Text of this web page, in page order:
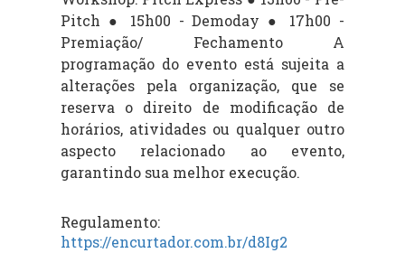
Pitch ● 15h00 - Demoday ● 17h00 -
Premiação/ Fechamento A
programação do evento está sujeita a
alterações pela organização, que se
reserva o direito de modificação de
horários, atividades ou qualquer outro
aspecto relacionado ao evento,
garantindo sua melhor execução.
Regulamento:
https://encurtador.com.br/d8Ig2